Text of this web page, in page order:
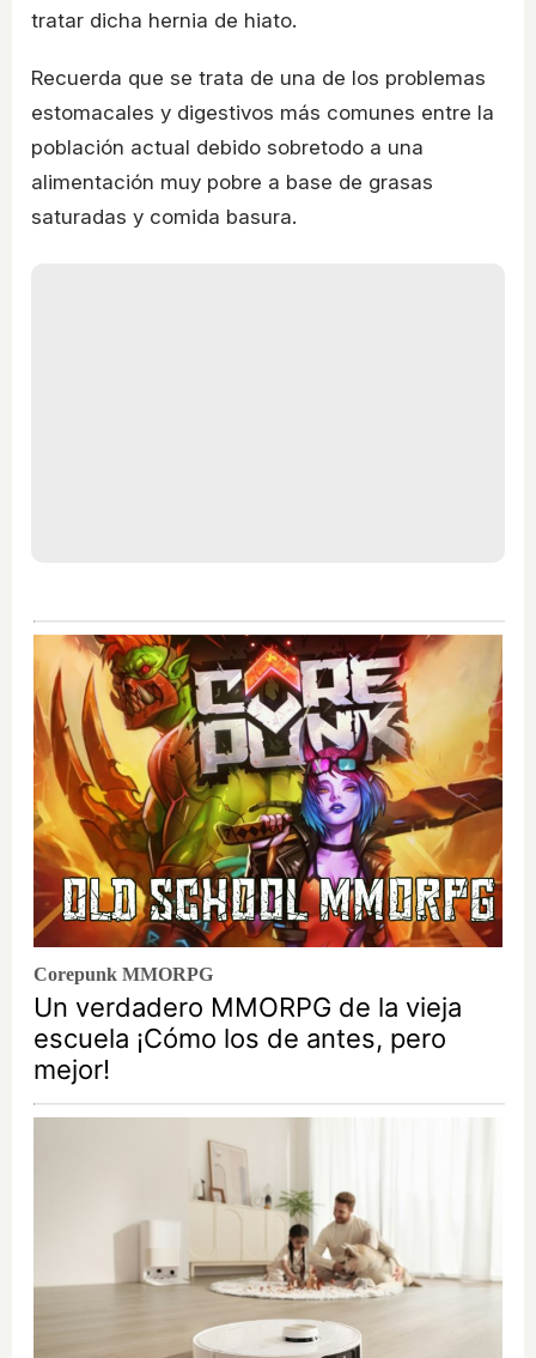
tratar dicha hernia de hiato.
Recuerda que se trata de una de los problemas
estomacales y digestivos más comunes entre la
población actual debido sobretodo a una
alimentación muy pobre a base de grasas
saturadas y comida basura.
Corepunk MMORPG
Un verdadero MMORPG de la vieja
escuela ¡Cómo los de antes, pero
mejor!